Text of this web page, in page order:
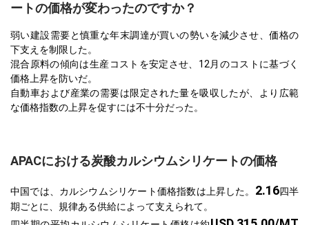
ートの価格が変わったのですか？
弱い建設需要と慎重な年末調達が買いの勢いを減少させ、価格の
下支えを制限した。
混合原料の傾向は生産コストを安定させ、12月のコストに基づく
価格上昇を防いだ。
自動車および産業の需要は限定された量を吸収したが、より広範
な価格指数の上昇を促すには不十分だった。
APACにおける炭酸カルシウムシリケートの価格
中国では、カルシウムシリケート価格指数は上昇した。 2.16四半
期ごとに、規律ある供給によって支えられて。